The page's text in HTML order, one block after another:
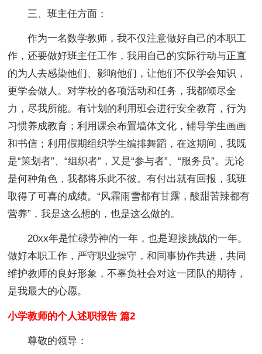
三、班主任方面：
作为一名数学教师，我不仅注意做好自己的本职工
作，还要做好班主任工作，我用自己的实际行动与正直
的为人去感染他们、影响他们，让他们不仅学会知识，
更学会做人。对学校的各项活动和任务，我都倾尽全
力，尽我所能。有计划的利用班会进行安全教育，行为
习惯养成教育；利用课余布置墙体文化，辅导学生画画
和书信；利用假期组织学生编排舞蹈，在这期间，我既
是“策划者”、“组织者”，又是“参与者”、“服务员”。无论
是何种角色，我都将乐此不彼。有付出就有回报，我班
取得了可喜的成绩。“风霜雨雪都有甘露，酸甜苦辣都有
营养”，我是这么想的，也是这么做的。
20xx年是忙碌劳神的一年，也是迎接挑战的一年。
做好本职工作，严守职业操守，和同事协作共进，共同
维护教师的良好形象，不辜负社会对这一团队的期待，
是我最大的心愿。
小学教师的个人述职报告 篇2
尊敬的领导：